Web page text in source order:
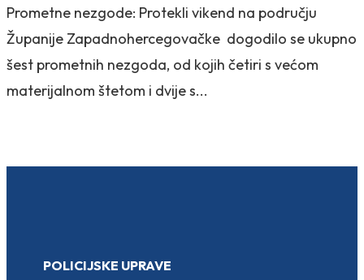
Prometne nezgode: Protekli vikend na području
Županije Zapadnohercegovačke dogodilo se ukupno
šest prometnih nezgoda, od kojih četiri s većom
materijalnom štetom i dvije s...
POLICIJSKE UPRAVE